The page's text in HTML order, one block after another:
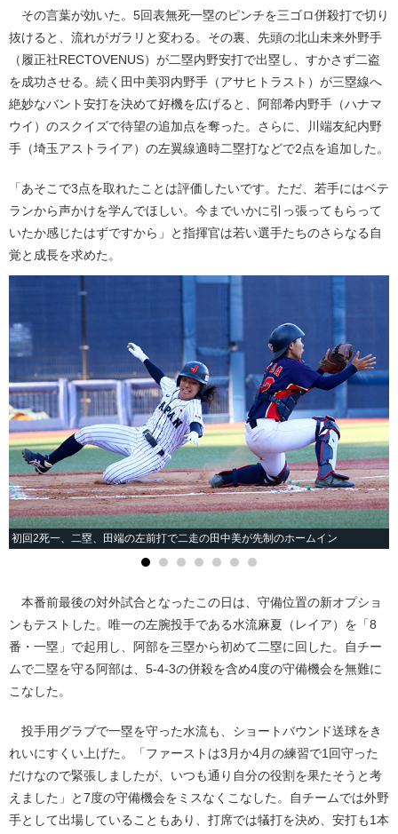
その言葉が効いた。5回表無死一塁のピンチを三ゴロ併殺打で切り
抜けると、流れがガラリと変わる。その裏、先頭の北山未来外野手
（履正社RECTOVENUS）が二塁内野安打で出塁し、すかさず二盗
を成功させる。続く田中美羽内野手（アサヒトラスト）が三塁線へ
絶妙なバント安打を決めて好機を広げると、阿部希内野手（ハナマ
ウイ）のスクイズで待望の追加点を奪った。さらに、川端友紀内野
手（埼玉アストライア）の左翼線適時二塁打などで2点を追加した。
「あそこで3点を取れたことは評価したいです。ただ、若手にはベテ
ランから声かけを学んでほしい。今までいかに引っ張ってもらって
いたか感じたはずですから」と指揮官は若い選手たちのさらなる自
覚と成長を求めた。
初回2死一、二塁、田端の左前打で二走の田中美が先制のホームイン
本番前最後の対外試合となったこの日は、守備位置の新オプショ
ンもテストした。唯一の左腕投手である水流麻夏（レイア）を「8
番・一塁」で起用し、阿部を三塁から初めて二塁に回した。自チー
ムで二塁を守る阿部は、5-4-3の併殺を含め4度の守備機会を無難に
こなした。
投手用グラブで一塁を守った水流も、ショートバウンド送球をき
れいにすくい上げた。「ファーストは3月か4月の練習で1回守った
だけなので緊張しましたが、いつも通り自分の役割を果たそうと考
えました」と7度の守備機会をミスなくこなした。自チームでは外野
手として出場していることもあり、打席では犠打を決め、安打も1本